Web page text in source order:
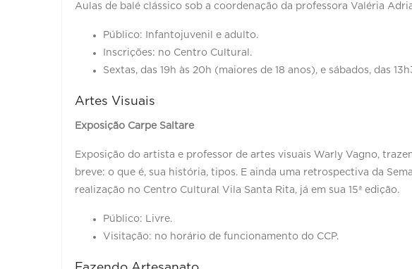
Aulas de balé clássico sob a coordenação da professora Valéria
Público: Infantojuvenil e adulto.
Inscrições: no Centro Cultural.
Sextas, das 19h às 20h (maiores de 18 anos), e sábados, das
Artes Visuais
Exposição Carpe Saltare
Exposição do artista e professor de artes visuais Warly Vagno,
breve: o que é, sua história, tipos. E ainda uma retrospectiva da
realização no Centro Cultural Vila Santa Rita, já em sua 15ª edição.
Público: Livre.
Visitação: no horário de funcionamento do CCP.